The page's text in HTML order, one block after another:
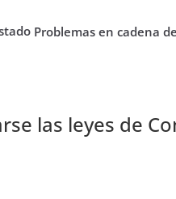
Problemas en cadena
las leyes de